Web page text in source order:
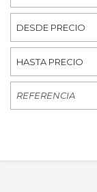
DESDE PRECIO
HASTA PRECIO